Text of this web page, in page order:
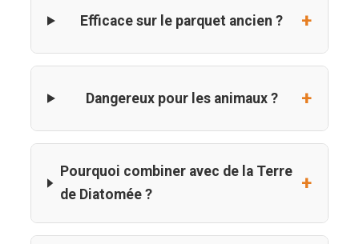
Efficace sur le parquet ancien ?
Dangereux pour les animaux ?
Pourquoi combiner avec de la Terre
de Diatomée ?